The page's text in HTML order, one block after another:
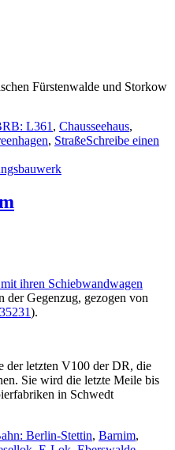
Fürstenwalde und Storkow
L361 , Chausseehaus,
, StraßeSchreibe einen
ihren Schiebwandwagen
der Gegenzug, gezogen von
).
der letzten V100 der DR, die
Sie wird die letzte Meile bis
in Schwedt
Berlin-Stettin, Barnim,